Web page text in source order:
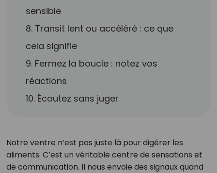
sensible
8. Transit lent ou accéléré : ce que
cela signifie
9. Fermez la boucle : notez vos
réactions
10. Écoutez sans juger
Notre ventre n’est pas juste là pour digérer les
aliments. C’est un véritable centre de sensations et
de communication. Il nous envoie des signaux quand